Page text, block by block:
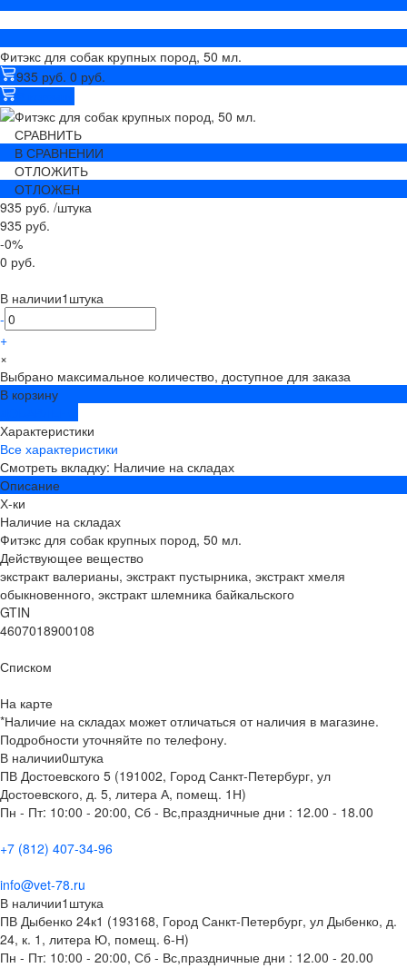
Фитэкс для собак крупных пород, 50 мл.
935 руб. 0 руб.
СРАВНИТЬ
В СРАВНЕНИИ
ОТЛОЖИТЬ
ОТЛОЖЕН
935 руб. /штука
935 руб.
-0%
0 руб.
В наличии1 штука
-
+
×
Выбрано максимальное количество, доступное для заказа
В корзину
Характеристики
Все характеристики
Смотреть вкладку: Наличие на складах
Описание
Х-ки
Наличие на складах
Фитэкс для собак крупных пород, 50 мл.
Действующее вещество
экстракт валерианы, экстракт пустырника, экстракт хмеля
обыкновенного, экстракт шлемника байкальского
GTIN
4607018900108
Списком
На карте
*Наличие на складах может отличаться от наличия в магазине.
Подробности уточняйте по телефону.
В наличии0штука
ПВ Достоевского 5 (191002, Город Санкт-Петербург, ул
Достоевского, д. 5, литера А, помещ. 1Н)
Пн - Пт: 10:00 - 20:00, Сб - Вс,праздничные дни : 12.00 - 18.00
+7 (812) 407-34-96
info@vet-78.ru
В наличии1 штука
ПВ Дыбенко 24к1 (193168, Город Санкт-Петербург, ул Дыбенко, д.
24, к. 1, литера Ю, помещ. 6-Н)
Пн - Пт: 10:00 - 20:00, Сб - Вс,праздничные дни : 12.00 - 20.00